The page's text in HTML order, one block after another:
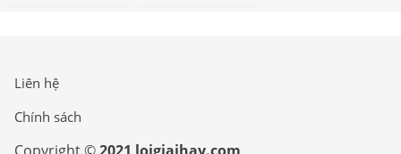
Liên hệ
Chính sách